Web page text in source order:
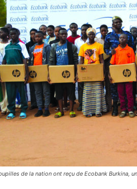
de la nation ont reçu de Ecobank Burkina,